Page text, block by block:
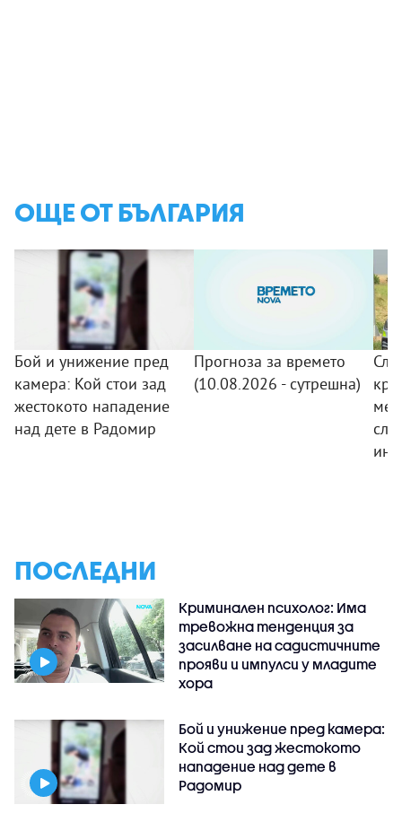
ОЩЕ ОТ БЪЛГАРИЯ
Бой и унижение пред
камера: Кой стои зад
жестокото нападение
над дете в Радомир
Прогноза за времето
(10.08.2026 - сутрешна)
ПОСЛЕДНИ
Криминален психолог: Има
тревожна тенденция за
засилване на садистичните
прояви и импулси у младите
хора
Бой и унижение пред камера:
Кой стои зад жестокото
нападение над дете в
Радомир